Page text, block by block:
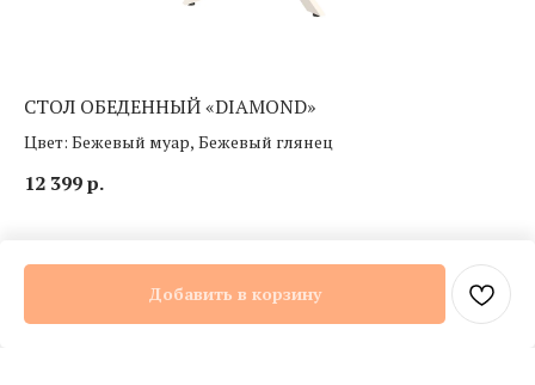
Добавить в корзину
СТОЛ ОБЕДЕННЫЙ «DIAMOND»
Цвет: Бежевый муар, Бежевый глянец
12 399р.